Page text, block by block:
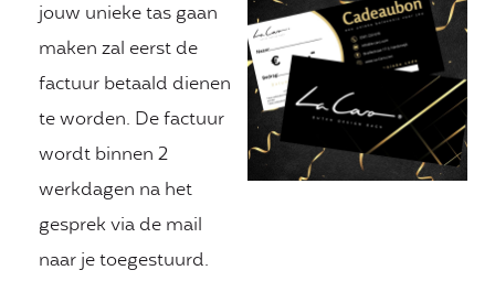
jouw unieke tas gaan
maken zal eerst de
factuur betaald dienen
te worden. De factuur
wordt binnen 2
werkdagen na het
gesprek via de mail
naar je toegestuurd.